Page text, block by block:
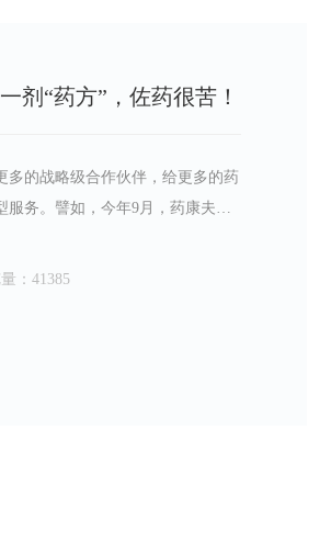
剂“药方”，佐药很苦！
多的战略级合作伙伴，给更多的药
服务。譬如，今年9月，药康夫与
上洛奥健康产业集团在山东省的
：41385